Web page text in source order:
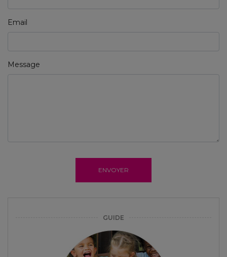
Email
Message
ENVOYER
GUIDE